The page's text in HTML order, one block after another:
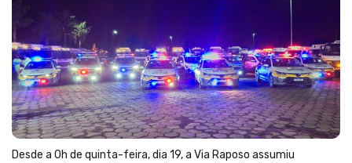
Desde a 0h de quinta-feira, dia 19, a Via Raposo assumiu